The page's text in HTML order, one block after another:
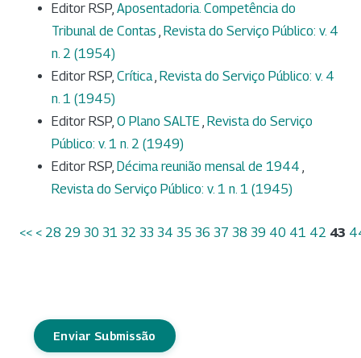
Editor RSP, Aposentadoria. Competência do
Tribunal de Contas , Revista do Serviço Público: v. 4
n. 2 (1954)
Editor RSP, Crítica, Revista do Serviço Público: v. 4
n. 1 (1945)
Editor RSP, O Plano SALTE , Revista do Serviço
Público: v. 1 n. 2 (1949)
Editor RSP, Décima reunião mensal de 1944 ,
Revista do Serviço Público: v. 1 n. 1 (1945)
<< < 28 29 30 31 32 33 34 35 36 37 38 39 40 41 42 43
Enviar Submissão